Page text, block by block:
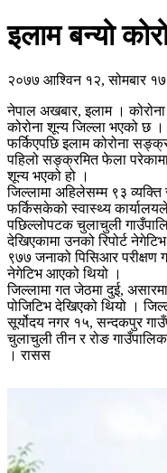
इलाम बन्यो
२०७७ आश्विन १२, सोमबार
नेपाल अखबार, इलाम ।
कोरोना शून्य जिल्ला भएको छ
फर्किएपछि इलाम कोरोना
पहिलो सङ्क्रमित फेला
शून्य भएको हो ।
जिल्लामा अहिलेसम्म ९३
फर्किसकेको स्वास्थ्य
पछिल्लोपटक चुलाचुली
देखिएकामा उनको रिपोर्ट
९७७ जनाको पिसिआर परीक्षण
नेगेटिभ आएको थियो ।
जिल्लामा गत जेठमा दुई,
पोजिटिभ देखिएको थियो ।
सूर्योदय नगर १५, सन्दकपुर
चुलाचुली तीन र रोङ
। रासस